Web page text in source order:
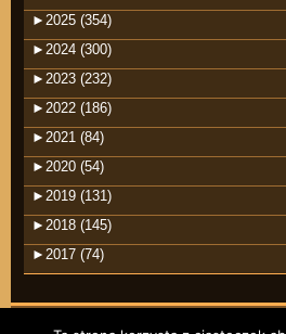
► 2025 (354)
► 2024 (300)
► 2023 (232)
► 2022 (186)
► 2021 (84)
► 2020 (54)
► 2019 (131)
► 2018 (145)
► 2017 (74)